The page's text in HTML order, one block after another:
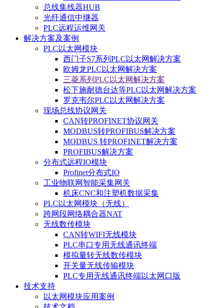
总线集线器HUB
光纤通信中继器
PLC远程运维网关
解决方案及案例
PLC以太网模块
西门子S7系列PLC以太网解决方案
欧姆龙PLC以太网解决方案
三菱系列PLC以太网解决方案
松下施耐德台达等PLC以太网解决方案
罗克韦尔PLC以太网解决方案
现场总线协议网关
CAN转PROFINET协议网关
MODBUS转PROFIBUS解决方案
MODBUS 转PROFINET解决方案
PROFIBUS解决方案
分布式远程IO模块
Profinet分布式IO
工业物联网智能采集网关
机床CNC和注塑机数据采集
PLC以太网模块（无线）
跨网段网络耦合器NAT
无线数传模块
CAN转WIFI无线模块
PLC串口专用无线通讯终端
模拟量转无线数传模块
开关量无线传输模块
PLC专用无线通讯终端以太网口版
技术支持
以太网模块应用案例